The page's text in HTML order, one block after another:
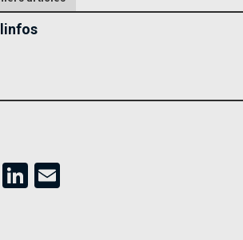
LinkedIn
Email